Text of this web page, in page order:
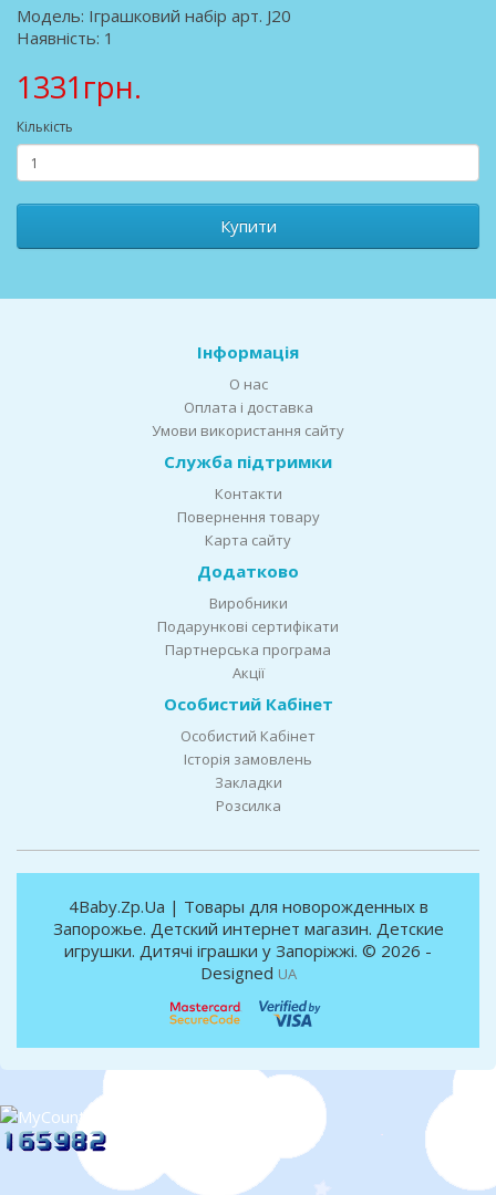
Модель: Іграшковий набір арт. J20
Наявність: 1
1331грн.
Кількість
Купити
Інформація
О нас
Оплата і доставка
Умови використання сайту
Служба підтримки
Контакти
Повернення товару
Карта сайту
Додатково
Виробники
Подарункові сертифікати
Партнерська програма
Акції
Особистий Кабінет
Особистий Кабінет
Історія замовлень
Закладки
Розсилка
4Baby.Zp.Ua | Товары для новорожденных в
Запорожье. Детский интернет магазин. Детские
игрушки. Дитячі іграшки у Запоріжжі. © 2026 -
Designed UA